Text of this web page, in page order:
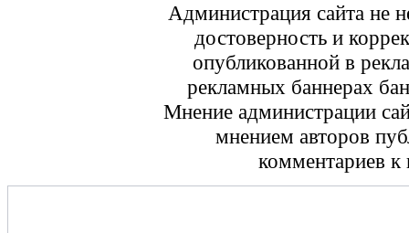
Администрация сайта не
достоверность и
опубликованной в
рекламных баннерах
Мнение администрации
мнением авторов
комментариев к